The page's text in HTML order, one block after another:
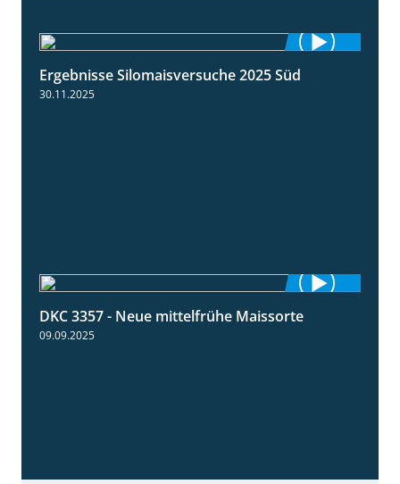
Ergebnisse Silomaisversuche 2025 Süd
30.11.2025
DKC 3357 - Neue mittelfrühe Maissorte
09.09.2025